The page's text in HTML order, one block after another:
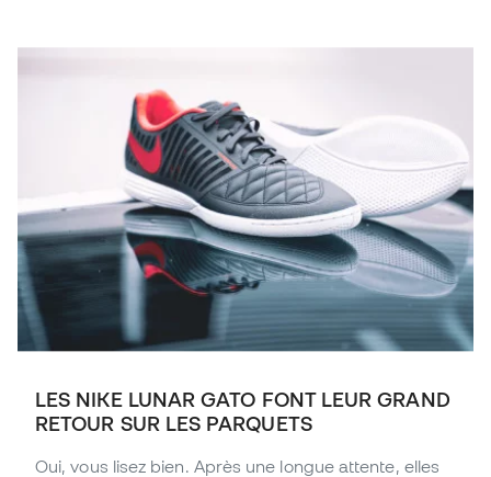
LES NIKE LUNAR GATO FONT LEUR GRAND
RETOUR SUR LES PARQUETS
Oui, vous lisez bien. Après une longue attente, elles